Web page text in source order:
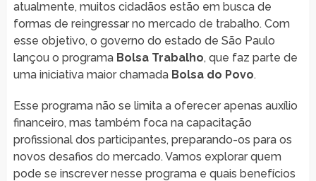
atualmente, muitos cidadãos estão em busca de
formas de reingressar no mercado de trabalho. Com
esse objetivo, o governo do estado de São Paulo
lançou o programa Bolsa Trabalho, que faz parte de
uma iniciativa maior chamada Bolsa do Povo.
Esse programa não se limita a oferecer apenas auxílio
financeiro, mas também foca na capacitação
profissional dos participantes, preparando-os para os
novos desafios do mercado. Vamos explorar quem
pode se inscrever nesse programa e quais benefícios